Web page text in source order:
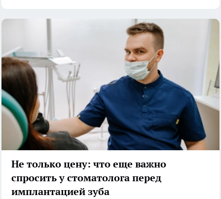
Не только цену: что еще важно
спросить у стоматолога перед
имплантацией зуба